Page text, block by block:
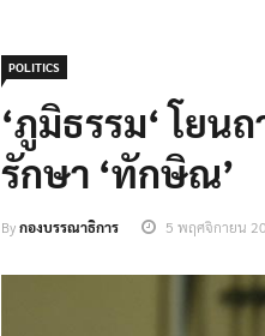
POLITICS
‘ภูมิธรรม​‘ โยน
รักษา ‘ทักษิณ’
Byกองบรรณาธิการ 5 พฤศจิกายน